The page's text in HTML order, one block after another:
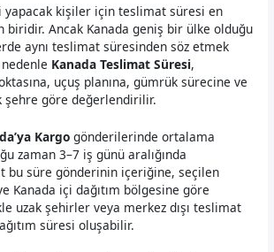
yapacak kişiler için teslimat süresi en
biridir. Ancak Kanada geniş bir ülke olduğu
aynı teslimat süresinden söz etmek
Kanada Teslimat Süresi,
uçuş planına, gümrük sürecine ve
şehre göre değerlendirilir.
Kargo gönderilerinde ortalama
zaman 3–7 iş günü aralığında
bu süre gönderinin içeriğine, seçilen
Kanada içi dağıtım bölgesine göre
uzak şehirler veya merkez dışı teslimat
süresi oluşabilir.